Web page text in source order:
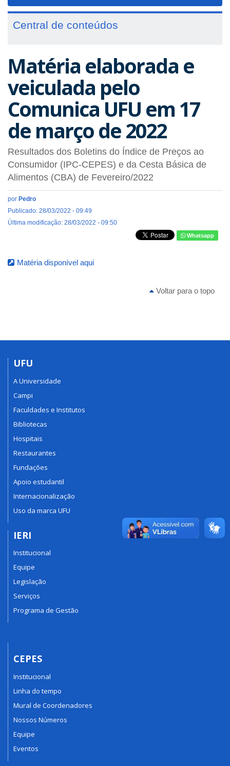
Central de conteúdos
Matéria elaborada e
veiculada pelo
Comunica UFU em 17
de março de 2022
Resultados dos Boletins do Índice de Preços ao
Consumidor (IPC-CEPES) e da Cesta Básica de
Alimentos (CBA) de Fevereiro/2022
por Pedro
Publicado: 28/03/2022 - 09:49
Última modificação: 28/03/2022 - 09:50
Whatsapp
Matéria disponível aqui
Voltar para o topo
UFU
A Universidade
Campi
Faculdades e Institutos
Bibliotecas
Hospitais
Restaurantes
Fundações
Apoio estudantil
Internacionalização
Uso da marca UFU
IERI
Institucional
Equipe
Legislação
Serviços
Programa de Gestão
CEPES
Institucional
Linha do tempo
Mural de Coordenadores
Nossos Números
Equipe
Eventos